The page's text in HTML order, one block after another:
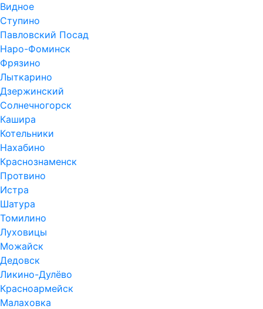
Видное
Ступино
Павловский Посад
Наро-Фоминск
Фрязино
Лыткарино
Дзержинский
Солнечногорск
Кашира
Котельники
Нахабино
Краснознаменск
Протвино
Истра
Шатура
Томилино
Луховицы
Можайск
Дедовск
Ликино-Дулёво
Красноармейск
Малаховка